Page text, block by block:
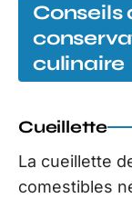
Conseils
culinaire
Cueillette
La cueillette
comestibles